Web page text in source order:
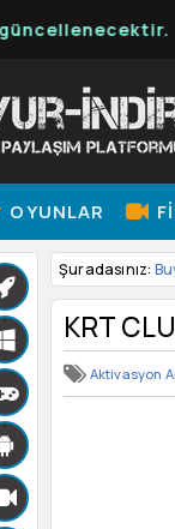
OYUNLAR
Şuradasınız:
KRT
Aktivasyon